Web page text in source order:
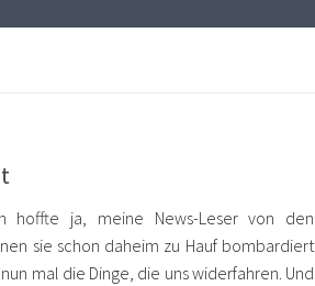
hoffte ja, meine News-Leser von den
sie schon daheim zu Hauf bombardiert
mal die Dinge, die uns widerfahren. Und